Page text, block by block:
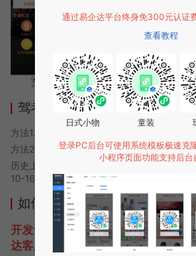
驾考帮手小程序使用方法
方法1. 使用微信扫描本页面上方二维码进入驾
方法2. 在微信中搜索“驾考帮手”即可进入小
历史上的今时小程序由驾考帮手团队开发，
10-16 08:47发布
如何开发类似驾考帮手的小程
开发一款类似驾考帮手的小程序不
达客服即可为您定制开发，免费提
通过易企达平台终身免300元认证
查看教程
日式小物 童装
登录PC后台可使用系统模板极速克
小程序页面功能支持后台